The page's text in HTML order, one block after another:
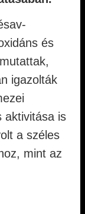
és
igazolták
aktivitása is
a széles
mint az